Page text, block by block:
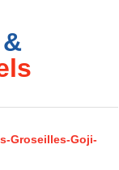
Groseilles-Goji-